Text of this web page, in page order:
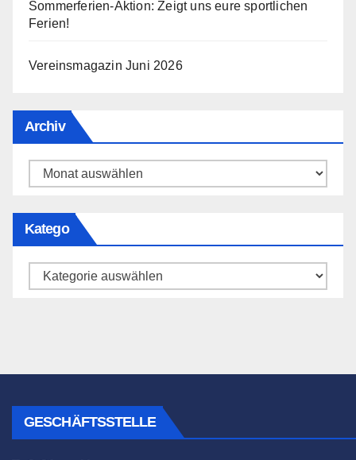
Sommerferien-Aktion: Zeigt uns eure sportlichen
Ferien!
Vereinsmagazin Juni 2026
Archiv
Archiv
Katego
Katego
GESCHÄFTSSTELLE